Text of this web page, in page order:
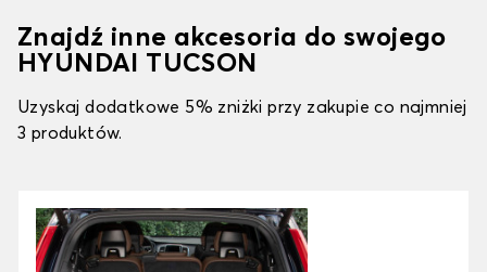
Znajdź inne akcesoria do swojego
HYUNDAI TUCSON
Uzyskaj dodatkowe 5% zniżki przy zakupie co najmniej
3 produktów.